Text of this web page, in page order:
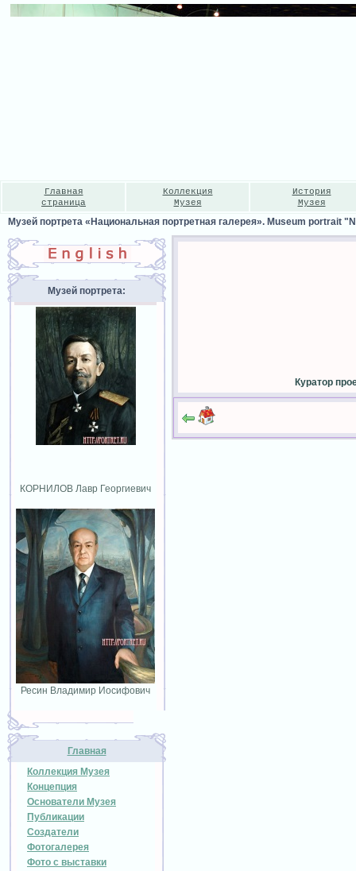
Главная
страница
Коллекция
Музея
История
Музея
Музей портрета «Национальная портретная галерея». Museum portrait
Музей портрета:
КОРНИЛОВ Лавр Георгиевич
Ресин Владимир Иосифович
Главная
Коллекция Музея
Концепция
Основатели Музея
Публикации
Создатели
Фотогалерея
Фото с выставки
Куратор